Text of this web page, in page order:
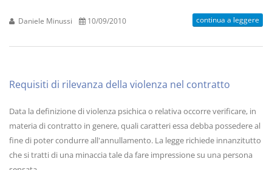
Daniele Minussi 10/09/2010 continua a leggere
Requisiti di rilevanza della violenza nel contratto
Data la definizione di violenza psichica o relativa occorre verificare, in
materia di contratto in genere, quali caratteri essa debba possedere al
fine di poter condurre all'annullamento. La legge richiede innanzitutto
che si tratti di una minaccia tale da fare impressione su una persona